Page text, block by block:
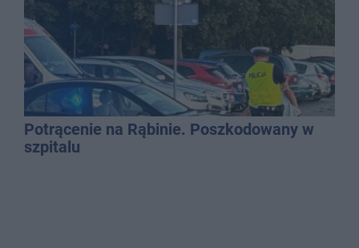
Potrącenie na Rąbinie. Poszkodowany w
szpitalu